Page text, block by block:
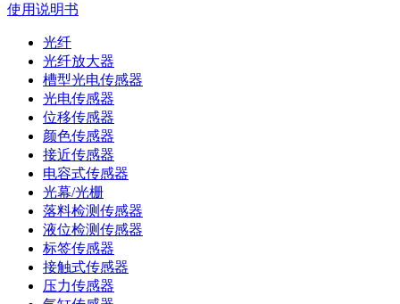
使用说明书
光纤
光纤放大器
槽型光电传感器
光电传感器
位移传感器
颜色传感器
接近传感器
电容式传感器
光幕/光栅
落料检测传感器
液位检测传感器
标签传感器
接触式传感器
压力传感器